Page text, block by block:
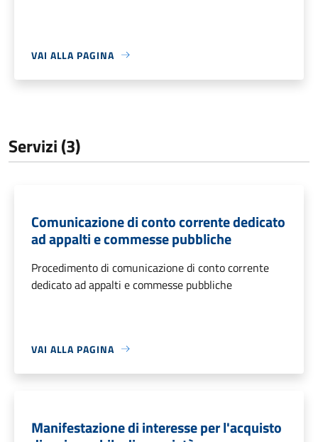
VAI ALLA PAGINA
Servizi (3)
Comunicazione di conto corrente dedicato
ad appalti e commesse pubbliche
Procedimento di comunicazione di conto corrente
dedicato ad appalti e commesse pubbliche
VAI ALLA PAGINA
Manifestazione di interesse per l'acquisto